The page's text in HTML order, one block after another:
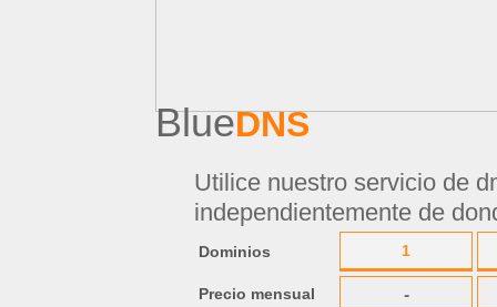
BlueDNS
Utilice nuestro servicio de
independientemente de
Dominios 1
Precio mensual -